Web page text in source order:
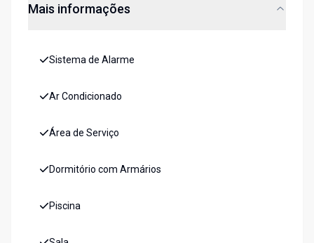
Mais informações
Sistema de Alarme
Ar Condicionado
Área de Serviço
Dormitório com Armários
Piscina